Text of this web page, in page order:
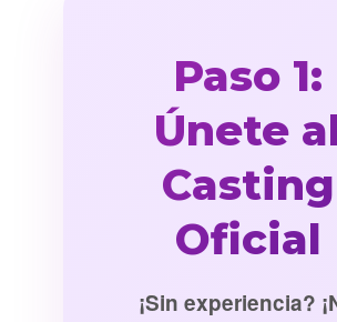
Paso 1:
Únete
Casting
Oficial
¡Sin experiencia?